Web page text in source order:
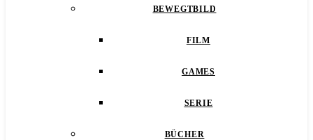
BEWEGTBILD
FILM
GAMES
SERIE
BÜCHER